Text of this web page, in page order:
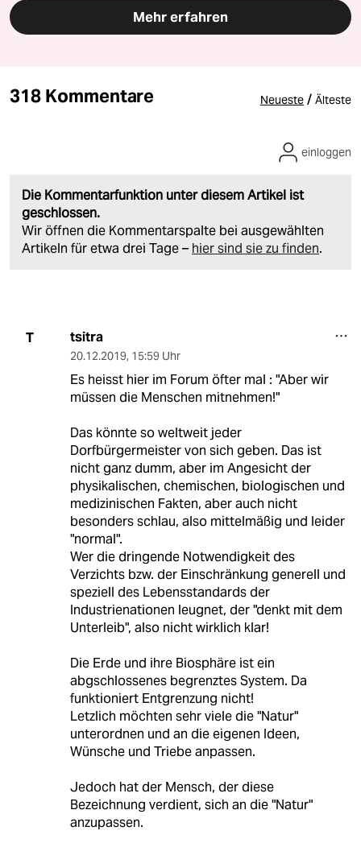
Mehr erfahren
318 Kommentare Neueste / Älteste
Die Kommentarfunktion unter diesem Artikel ist
geschlossen.
Wir öffnen die Kommentarspalte bei ausgewählten
Artikeln für etwa drei Tage – hier sind sie zu finden.
einloggen
T tsitra
20.12.2019, 15:59 Uhr
Es heisst hier im Forum öfter mal : "Aber wir
müssen die Menschen mitnehmen!"
Das könnte so weltweit jeder
Dorfbürgermeister von sich geben. Das ist
nicht ganz dumm, aber im Angesicht der
physikalischen, chemischen, biologischen und
medizinischen Fakten, aber auch nicht
besonders schlau, also mittelmäßig und leider
"normal".
Wer die dringende Notwendigkeit des
Verzichts bzw. der Einschränkung generell und
speziell des Lebensstandards der
Industrienationen leugnet, der "denkt mit dem
Unterleib", also nicht wirklich klar!
Die Erde und ihre Biosphäre ist ein
abgschlossenes begrenztes System. Da
funktioniert Entgrenzung nicht!
Letzlich möchten sehr viele die "Natur"
unterordnen und an die eigenen Ideen,
Wünsche und Triebe anpassen.
Jedoch hat der Mensch, der diese
Bezeichnung verdient, sich an die "Natur"
anzupassen.